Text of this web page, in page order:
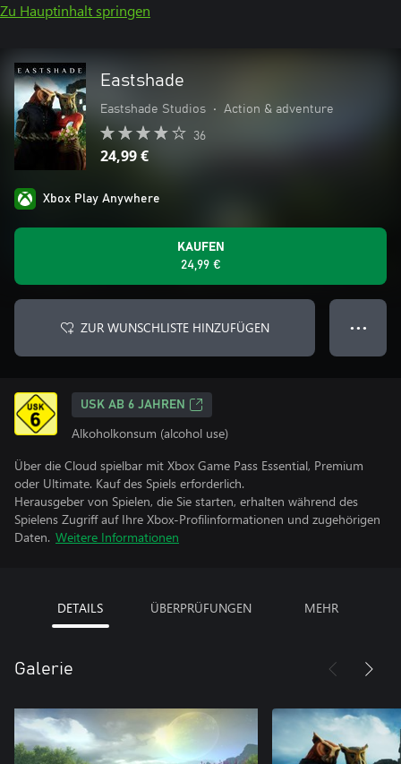
Zu Hauptinhalt springen
Eastshade
Eastshade Studios • Action & adventure
36
24,99 €
Xbox Play Anywhere
KAUFEN
24,99 €
ZUR WUNSCHLISTE HINZUFÜGEN ● ● ●
USK AB 6 JAHREN
Alkoholkonsum (alcohol use)
Über die Cloud spielbar mit Xbox Game Pass Essential, Premium
oder Ultimate. Kauf des Spiels erforderlich.
Herausgeber von Spielen, die Sie starten, erhalten während des
Spielens Zugriff auf Ihre Xbox-Profilinformationen und zugehörigen
Daten. Weitere Informationen
DETAILS ÜBERPRÜFUNGEN MEHR
Galerie